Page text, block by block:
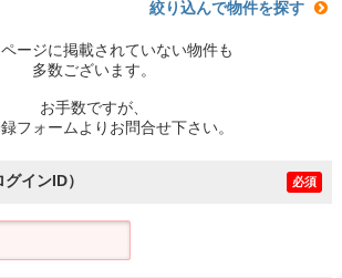
絞り込んで物件を探す
ージに掲載されていない物件も
多数ございます。
お手数ですが、
フォームよりお問合せ下さい。
インID） 必須